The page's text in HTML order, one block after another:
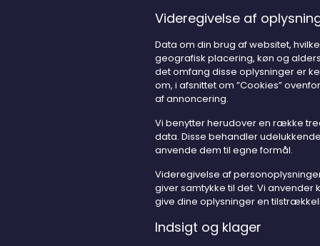
Videregivelse af
Data om din brug af websitet,
geografisk placering, køn og
det omfang disse oplysninger er
om, i afsnittet om ”Cookies”
af annoncering.
Vi benytter herudover en række
data. Disse behandler
anvende dem til egne formål.
Videregivelse af
giver samtykke til det. Vi anvender
give dine oplysninger en
Indsigt og klager